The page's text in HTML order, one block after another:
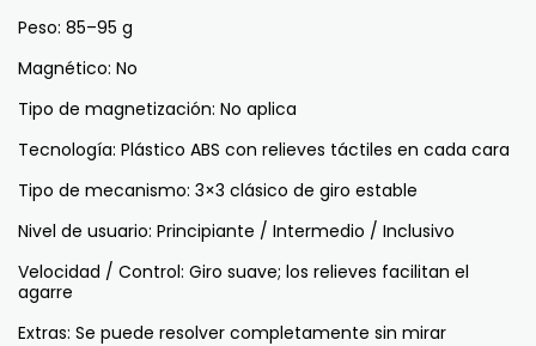
Peso: 85–95 g
Magnético: No
Tipo de magnetización: No aplica
Tecnología: Plástico ABS con relieves táctiles en cada cara
Tipo de mecanismo: 3×3 clásico de giro estable
Nivel de usuario: Principiante / Intermedio / Inclusivo
Velocidad / Control: Giro suave; los relieves facilitan el
agarre
Extras: Se puede resolver completamente sin mirar